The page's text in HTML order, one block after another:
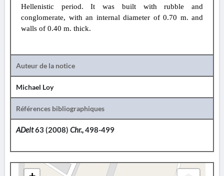
Hellenistic period. It was built with rubble and
conglomerate, with an internal diameter of 0.70 m. and
walls of 0.40 m. thick.
Auteur de la notice
Michael Loy
Références bibliographiques
ADelt63 (2008) Chr.,498-499